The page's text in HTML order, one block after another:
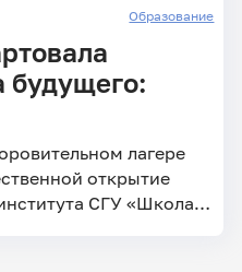
Образование
будущего:
лагере
открытие
СГУ «Школа